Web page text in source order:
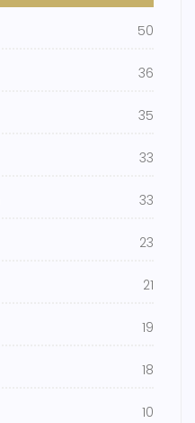
50
36
35
33
33
23
21
19
18
10